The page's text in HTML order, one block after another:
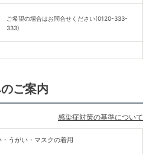
ご希望の場合はお問合せください(0120-333-
333)
ご案内
感染症対策の基準について
うがい・マスクの着用